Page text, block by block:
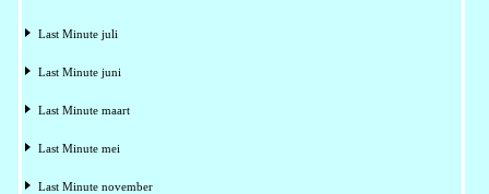
Last Minute juli
Last Minute juni
Last Minute maart
Last Minute mei
Last Minute november